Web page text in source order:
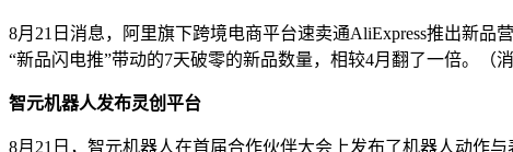
8月21日消息，阿里旗下跨境电商平台速卖通AliExpress推出新
“新品闪电推”带动的7天破零的新品数量，相较4月翻了一倍。（消
智元机器人发布灵创平台
8月21日，智元机器人在首届合作伙伴大会上发布了机器人动作